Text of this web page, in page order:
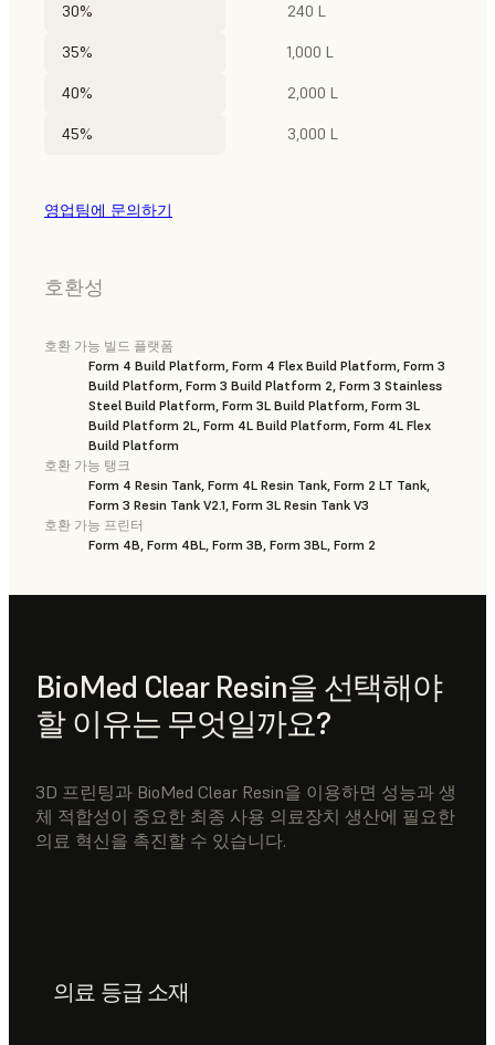
30% 240 L
35% 1,000 L
40% 2,000 L
45% 3,000 L
영업팀에 문의하기
호환성
호환 가능 빌드 플랫폼
Form 4 Build Platform, Form 4 Flex Build Platform, Form 3
Build Platform, Form 3 Build Platform 2, Form 3 Stainless
Steel Build Platform, Form 3L Build Platform, Form 3L
Build Platform 2L, Form 4L Build Platform, Form 4L Flex
Build Platform
호환 가능 탱크
Form 4 Resin Tank, Form 4L Resin Tank, Form 2 LT Tank,
Form 3 Resin Tank V2.1, Form 3L Resin Tank V3
호환 가능 프린터
Form 4B, Form 4BL, Form 3B, Form 3BL, Form 2
BioMed Clear Resin을 선택해야
할 이유는 무엇일까요?
3D 프린팅과 BioMed Clear Resin을 이용하면 성능과 생
체 적합성이 중요한 최종 사용 의료장치 생산에 필요한
의료 혁신을 촉진할 수 있습니다.
의료 등급 소재